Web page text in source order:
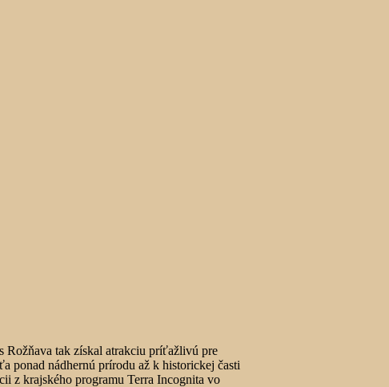
Rožňava tak získal atrakciu príťažlivú pre
ponad nádhernú prírodu až k historickej časti
z krajského programu Terra Incognita vo